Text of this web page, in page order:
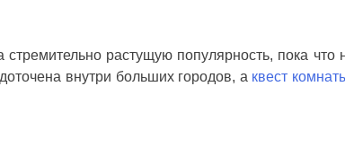
растущую популярность, пока
внутри больших городов, а квест